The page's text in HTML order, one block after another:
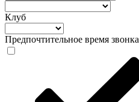
Клуб
Предпочтительное время звонка